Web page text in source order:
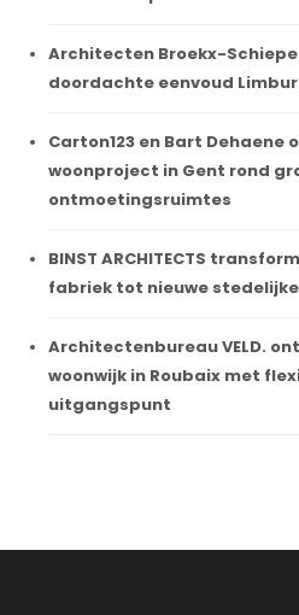
Architecten Broekx-
doordachte eenvoud
Carton123 en Bart Dehaene
woonproject in Gent rond
ontmoetingsruimtes
BINST ARCHITECTS
fabriek tot nieuwe
Architectenbureau VELD.
woonwijk in Roubaix met
uitgangspunt